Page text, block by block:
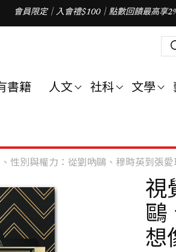
會員限定｜入會禮$100｜點數回饋最高享
搜
尋
字
書籍 人文 社科 文學
性別與權力：從劉吶鷗、穆時英到張
視
鷗
想